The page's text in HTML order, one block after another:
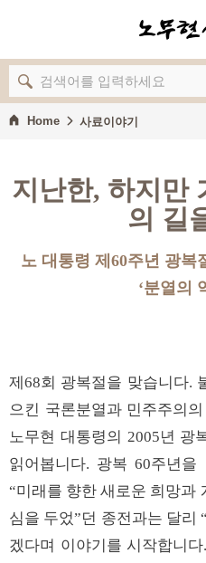
Home 사료이야기
지난한, 하지만
의 길
노 대통령 제60주년 광
‘분열의
제68회 광복절을 맞습니다.
으킨 국론분열과 민주주의
노무현 대통령의 2005년 광
읽어봅니다. 광복 60주년
“미래를 향한 새로운 희망과
심을 두었”던 종전과는 달리
겠다며 이야기를 시작합니